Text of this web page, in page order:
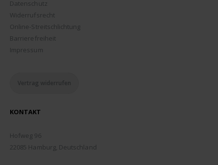
Datenschutz
Widerrufsrecht
Online-Streitschlichtung
Barrierefreiheit
Impressum
Vertrag widerrufen
KONTAKT
Hofweg 96
22085 Hamburg, Deutschland